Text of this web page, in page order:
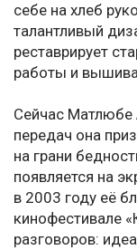
себе на хлеб
талантливый
реставрирует
работы и
Сейчас Матлюбе
передач она
на грани
появляется на
в 2003 году её
кинофестивале
разговоров: